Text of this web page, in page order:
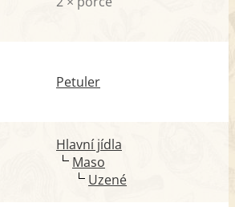
Petuler
Hlavní jídla
Maso
Uzené